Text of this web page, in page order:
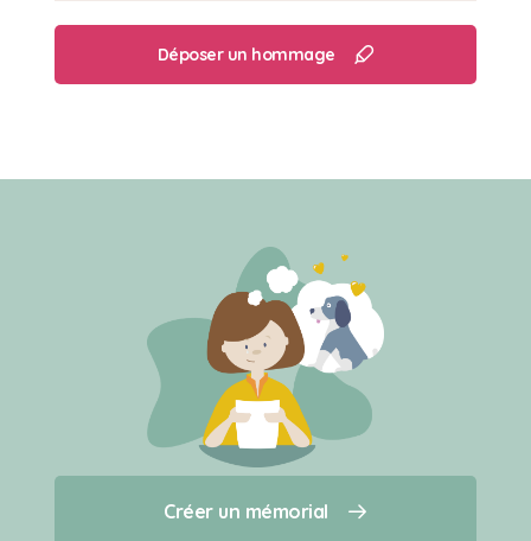
Créer un mémorial
Qui sommes-nous ?
Déposer un hommage
Créer un mémorial